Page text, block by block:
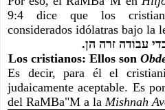
9:4 dice que los
considerados idólatras bajo la
עבודה זרה הן.
Es decir, para él el
judaicamente aceptable. Es
del RaMBa"M a la Mishnah